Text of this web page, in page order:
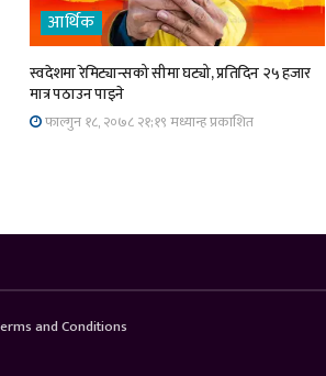
आर्थिक
स्वदेशमा रेमिट्यान्सको सीमा घट्यो, प्रतिदिन २५ हजार
मात्र पठाउन पाइने
फाल्गुन १८, २०७८ २१;१९ मध्यान्ह प्रकाशित
and Conditions